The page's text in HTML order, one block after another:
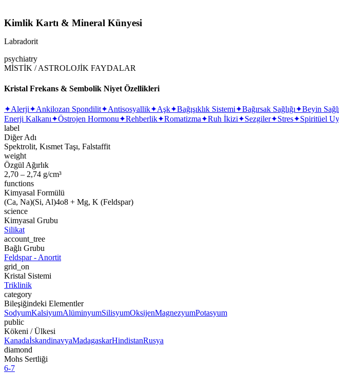
Kimlik Kartı & Mineral Künyesi
Labradorit
psychiatry
MİSTİK / ASTROLOJİK FAYDALAR
Kristal Frekans & Sembolik Niyet Özellikleri
✦Alerji✦Ankilozan Spondilit✦Antisosyallik✦Aşk✦Bağışıklık Sistemi✦Bağırsak Sağlığı✦Beyin
Enerji Kalkanı✦Östrojen Hormonu✦Rehberlik✦Romatizma✦Ruh İkizi✦Sezgiler✦Stres✦Spiritüel
label
Diğer Adı
Spektrolit, Kısmet Taşı, Falstaffit
weight
Özgül Ağırlık
2,70 – 2,74 g/cm³
functions
Kimyasal Formülü
(Ca, Na)(Si, Al)4o8 + Mg, K (Feldspar)
science
Kimyasal Grubu
Silikat
account_tree
Bağlı Grubu
Feldspar - Anortit
grid_on
Kristal Sistemi
Triklinik
category
Bileşiğindeki Elementler
SodyumKalsiyumAlüminyumSilisyumOksijenMagnezyumPotasyum
public
Kökeni / Ülkesi
KanadaİskandinavyaMadagaskarHindistanRusya
diamond
Mohs Sertliği
6-7